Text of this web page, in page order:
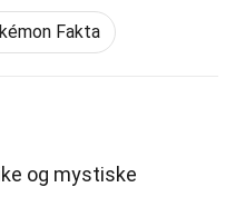
Fakta
og mystiske